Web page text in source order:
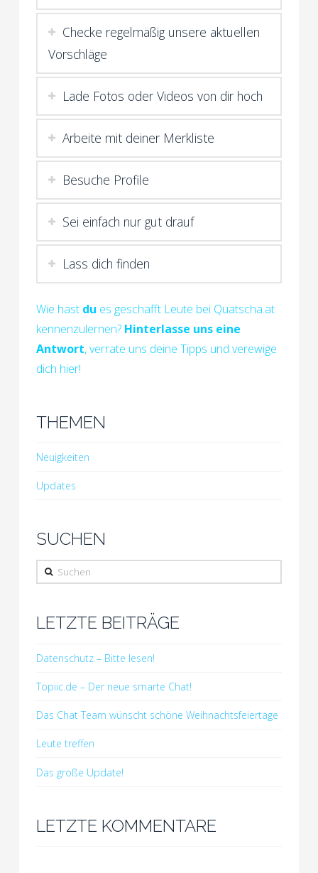
Checke regelmäßig unsere aktuellen
Vorschläge
Lade Fotos oder Videos von dir hoch
Arbeite mit deiner Merkliste
Besuche Profile
Sei einfach nur gut drauf
Lass dich finden
Wie hast du es geschafft Leute bei Quatscha.at
kennenzulernen? Hinterlasse uns eine
Antwort, verrate uns deine Tipps und verewige
dich hier!
THEMEN
Neuigkeiten
Updates
SUCHEN
Suchen
LETZTE BEITRÄGE
Datenschutz – Bitte lesen!
Topiic.de – Der neue smarte Chat!
Das Chat Team wünscht schöne Weihnachtsfeiertage
Leute treffen
Das große Update!
LETZTE KOMMENTARE